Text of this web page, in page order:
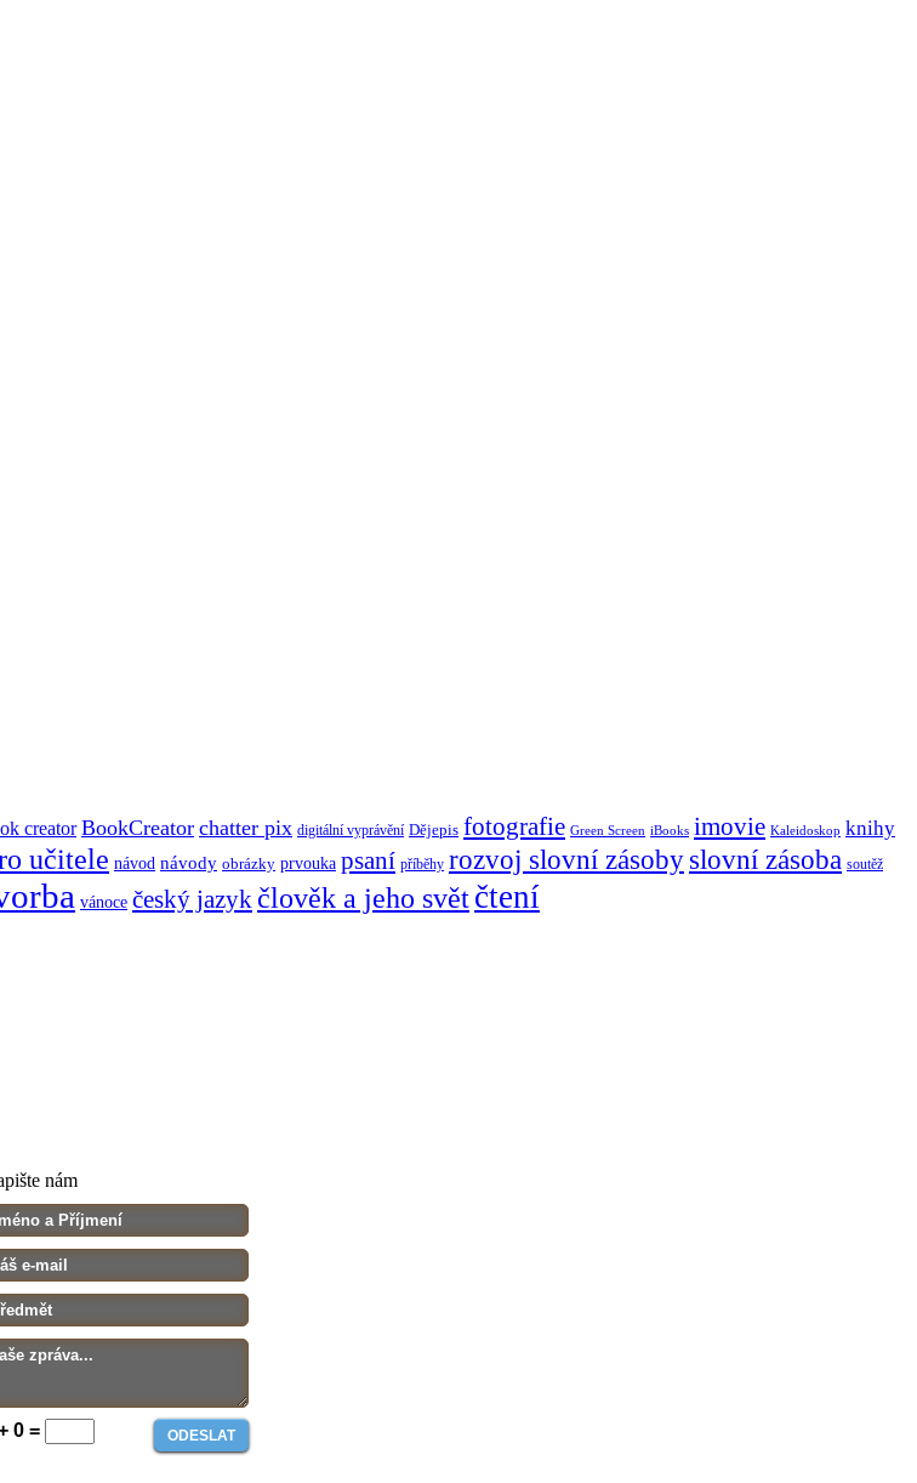
creator BookCreator chatter pix digitální vyprávění Dějepis fotografie Green Screen iBooks imovie Kaleidoskop knihy
učitele návod návody obrázky prvouka psaní příběhy rozvoj slovní zásoby slovní zásoba soutěž
vánoce český jazyk člověk a jeho světčtení
nám
0 =